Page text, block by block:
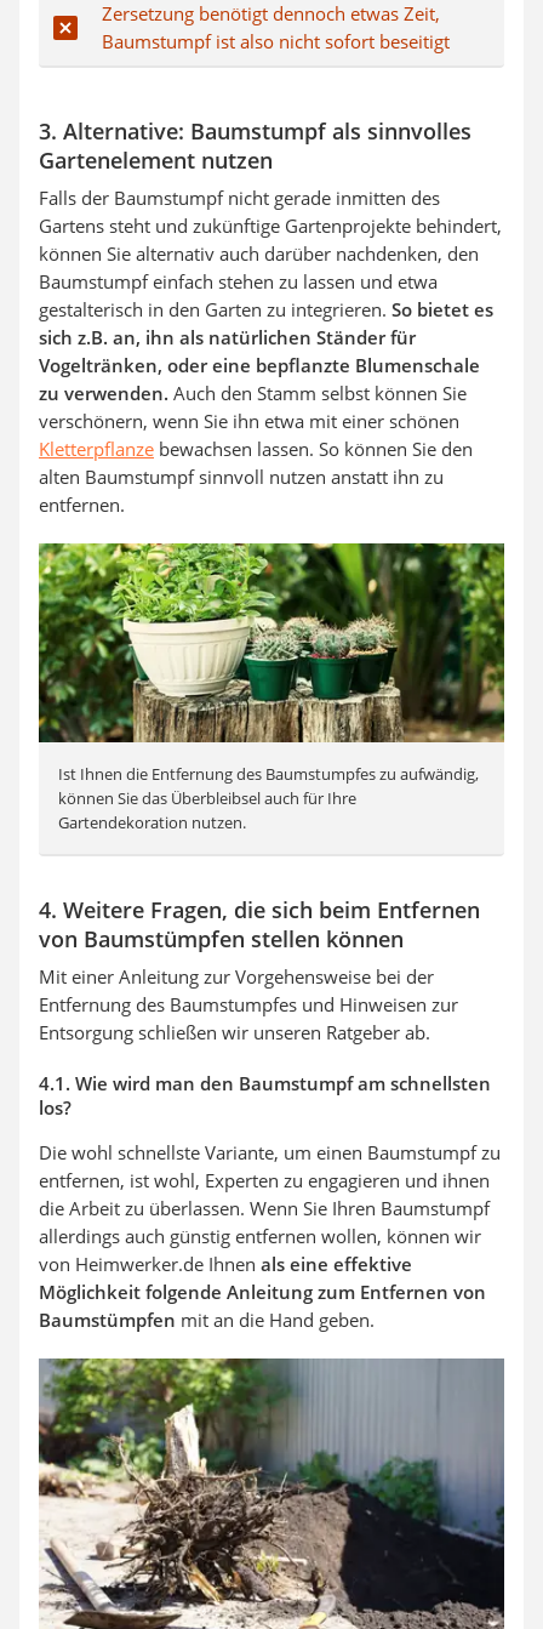
Zersetzung benötigt dennoch etwas Zeit,
Baumstumpf ist also nicht sofort beseitigt
3. Alternative: Baumstumpf als sinnvolles
Gartenelement nutzen
Falls der Baumstumpf nicht gerade inmitten des
Gartens steht und zukünftige Gartenprojekte behindert,
können Sie alternativ auch darüber nachdenken, den
Baumstumpf einfach stehen zu lassen und etwa
gestalterisch in den Garten zu integrieren. So bietet es
sich z.B. an, ihn als natürlichen Ständer für
Vogeltränken, oder eine bepflanzte Blumenschale
zu verwenden. Auch den Stamm selbst können Sie
verschönern, wenn Sie ihn etwa mit einer schönen
Kletterpflanze bewachsen lassen. So können Sie den
alten Baumstumpf sinnvoll nutzen anstatt ihn zu
entfernen.
Ist Ihnen die Entfernung des Baumstumpfes zu aufwändig,
können Sie das Überbleibsel auch für Ihre
Gartendekoration nutzen.
4. Weitere Fragen, die sich beim Entfernen
von Baumstümpfen stellen können
Mit einer Anleitung zur Vorgehensweise bei der
Entfernung des Baumstumpfes und Hinweisen zur
Entsorgung schließen wir unseren Ratgeber ab.
4.1. Wie wird man den Baumstumpf am schnellsten
los?
Die wohl schnellste Variante, um einen Baumstumpf zu
entfernen, ist wohl, Experten zu engagieren und ihnen
die Arbeit zu überlassen. Wenn Sie Ihren Baumstumpf
allerdings auch günstig entfernen wollen, können wir
von Heimwerker.de Ihnen als eine effektive
Möglichkeit folgende Anleitung zum Entfernen von
Baumstümpfen mit an die Hand geben.